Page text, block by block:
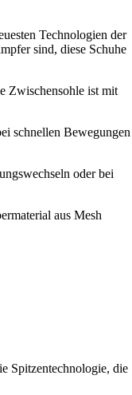
Technologien der
sind, diese Schuhe
Zwischensohle ist mit
schnellen Bewegungen
oder bei
aus Mesh
Spitzentechnologie, die